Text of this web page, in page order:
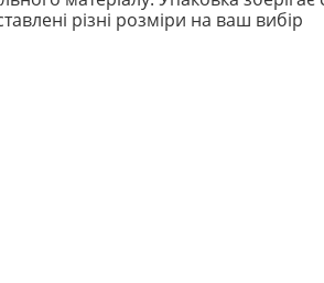
різні розміри на ваш вибір